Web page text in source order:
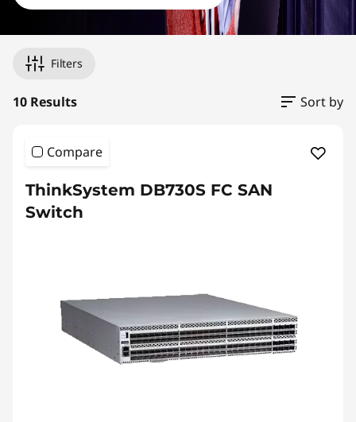
h
Filters
10 Results Sort by
Compare
ThinkSystem DB730S FC SAN
Switch